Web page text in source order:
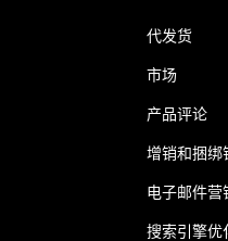
代发货
市场
产品评论
增销和捆绑
电子邮件营
搜索引擎优